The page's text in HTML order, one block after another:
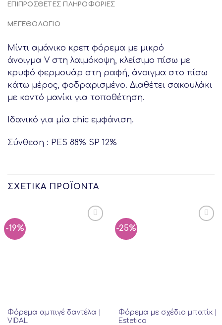
ΕΠΙΠΡΌΣΘΕΤΕΣ ΠΛΗΡΟΦΟΡΊΕΣ
ΜΕΓΕΘΟΛΟΓΙΟ
Mίντι αμάνικο κρεπ φόρεμα με μικρό
άνοιγμα V στη λαιμόκοψη, κλείσιμο πίσω με
κρυφό φερμουάρ στη ραφή, άνοιγμα στο πίσω
κάτω μέρος, φοδραρισμένο. Διαθέτει σακουλάκι
με κοντό μανίκι για τοποθέτηση.
Ιδανικό για μία chic εμφάνιση.
Σύνθεση : PES 88% SP 12%
ΣΧΕΤΙΚΆ ΠΡΟΪΌΝΤΑ
-19%
Φόρεμα αμπιγέ δαντέλα |
VIDAL
-25%
Φόρεμα με σχέδιο μπατίκ |
Estetica